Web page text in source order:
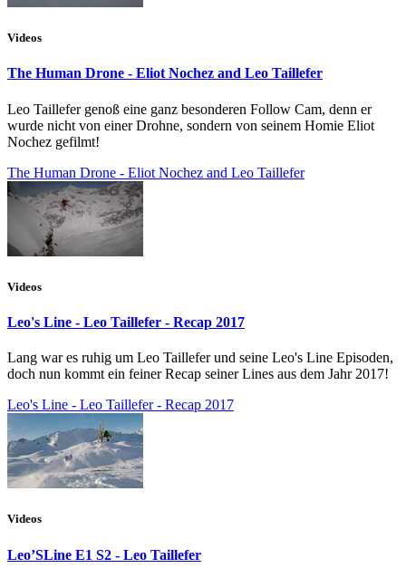
Videos
The Human Drone - Eliot Nochez and Leo Taillefer
Leo Taillefer genoß eine ganz besonderen Follow Cam, denn er
wurde nicht von einer Drohne, sondern von seinem Homie Eliot
Nochez gefilmt!
The Human Drone - Eliot Nochez and Leo Taillefer
Videos
Leo's Line - Leo Taillefer - Recap 2017
Lang war es ruhig um Leo Taillefer und seine Leo's Line Episoden,
doch nun kommt ein feiner Recap seiner Lines aus dem Jahr 2017!
Leo's Line - Leo Taillefer - Recap 2017
Videos
Leo’SLine E1 S2 - Leo Taillefer